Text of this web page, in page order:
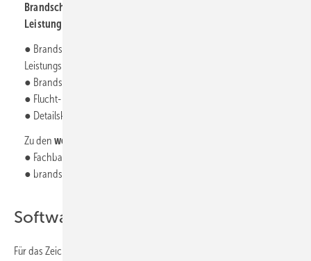
Brandschutzprojekte
Leistungsspektrum
● Brandschutznachweise und Brandschutzkonzepte der
Leistungsphasen 1 bis 4,
● Brandschutz- und Feuerwehrpläne,
● Flucht- und Rettungspläne oder
● Detailskizzen.
Zu den weiteren Leistungen
● Fachbauleitung Brandschutz oder die
● brandschutztechnische Beratung.
Software sorgfältig auswählen
Für das Zeichnen von